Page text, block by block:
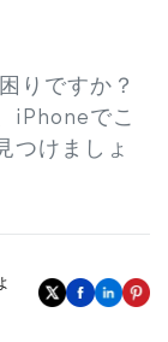
りですか？
iPhoneでこ
つけましょ